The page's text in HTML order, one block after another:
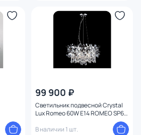
99 900 ₽
Светильник подвесной Crystal
Lux Romeo 60W E14 ROMEO SP6
В наличии 1 шт.